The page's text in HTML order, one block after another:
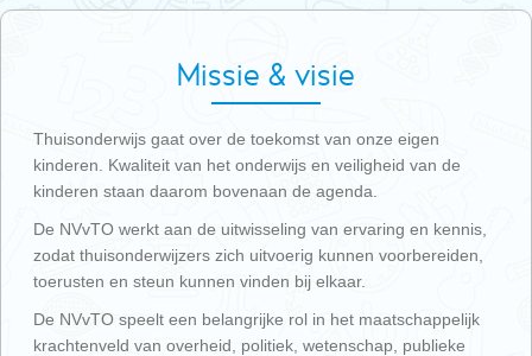
Missie & visie
Thuisonderwijs gaat over de toekomst van onze eigen
kinderen. Kwaliteit van het onderwijs en veiligheid van de
kinderen staan daarom bovenaan de agenda.
De NVvTO werkt aan de uitwisseling van ervaring en kennis,
zodat thuisonderwijzers zich uitvoerig kunnen voorbereiden,
toerusten en steun kunnen vinden bij elkaar.
De NVvTO speelt een belangrijke rol in het maatschappelijk
krachtenveld van overheid, politiek, wetenschap, publieke